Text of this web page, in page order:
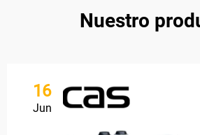
Nuestro
16
Jun